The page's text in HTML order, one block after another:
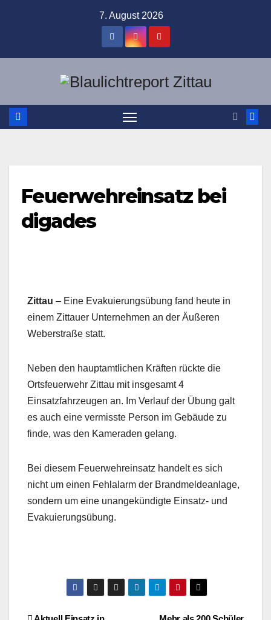
7. August 2026
Feuerwehreinsatz bei
digades
Zittau – Eine Evakuierungsübung fand heute in
einem Zittauer Unternehmen an der Äußeren
Weberstraße statt.
Neben den hauptamtlichen Kräften rückte die
Ortsfeuerwehr Zittau mit insgesamt 4
Einsatzfahrzeugen an. Im Verlauf der Übung galt
es auch eine vermisste Person im Gebäude zu
finde, was den Kameraden gelang.
Bei diesem Feuerwehreinsatz handelt es sich
nicht um einen Fehlalarm der Brandmeldeanlage,
sondern um eine unangekündigte Einsatz- und
Evakuierungsübung.